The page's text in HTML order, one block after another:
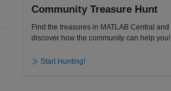
Community Treasure Hunt
Find the treasures in MATLAB Central and
discover how the community can help you!
Start Hunting!